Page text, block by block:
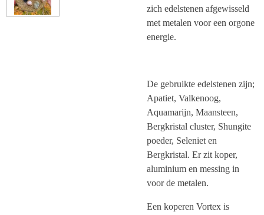
zich edelstenen afgewisseld
met metalen voor een orgone
energie.
De gebruikte edelstenen zijn;
Apatiet, Valkenoog,
Aquamarijn, Maansteen,
Bergkristal cluster, Shungite
poeder, Seleniet en
Bergkristal. Er zit koper,
aluminium en messing in
voor de metalen.
Een koperen Vortex is